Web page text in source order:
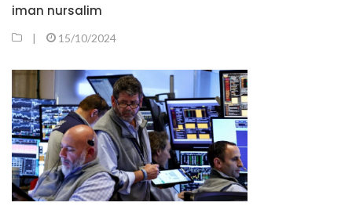
iman nursalim
| 15/10/2024